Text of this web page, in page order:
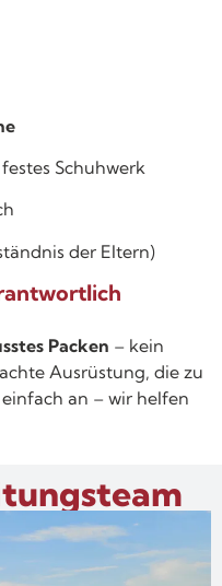
festes Schuhwerk
der Eltern)
Packen – kein
Ausrüstung, die zu
an – wir helfen